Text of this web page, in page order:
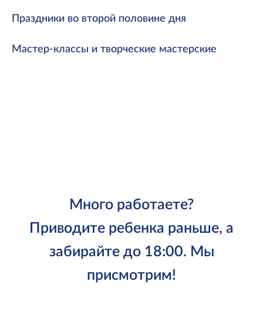
Праздники во второй половине дня
Мастер-классы и творческие мастерские
Много работаете?
Приводите ребенка раньше, а
забирайте до 18:00. Мы
присмотрим!